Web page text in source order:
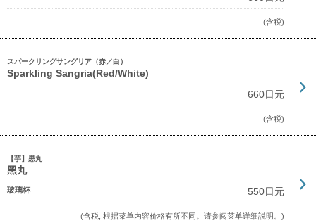
(含税)
スパークリングサングリア（赤／白）
Sparkling Sangria(Red/White)
660日元
(含税)
【芋】黒丸
黑丸
玻璃杯 550日元
(含税, 根据菜单内容价格有所不同。请参阅菜单详细説明。)